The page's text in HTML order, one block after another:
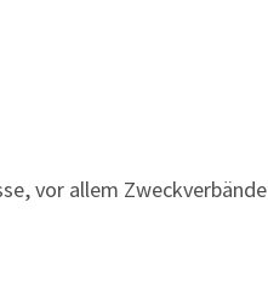
vor allem Zweckverbände